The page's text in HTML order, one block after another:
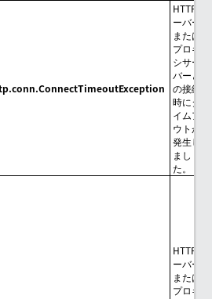
HTTPサ
ーバー
または
プロキ
シサー
バーと
の接続
時にタ
イムア
ウトが
発生し
まし
た。
HTTPサ
ーバー
または
プロキ